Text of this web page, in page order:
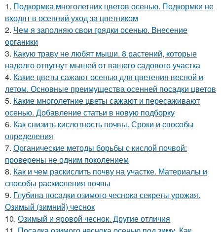
1. Подкормка многолетних цветов осенью. Подкормки не
входят в осенний уход за цветником
2. Чем я заполняю свои грядки осенью. Внесение
органики
3. Какую траву не любят мыши. 8 растений, которые
надолго отпугнут мышей от вашего садового участка
4. Какие цветы сажают осенью для цветения весной и
летом. Основные преимущества осенней посадки цветов
5. Какие многолетние цветы сажают и пересаживают
осенью. Добавление статьи в новую подборку
6. Как снизить кислотность почвы. Сроки и способы
определения
7. Органические методы борьбы с кислой почвой:
проверены не одним поколением
8. Как и чем раскислить почву на участке. Материалы и
способы раскисления почвы
9. Глубина посадки озимого чеснока секреты урожая.
Озимый (зимний) чеснок
10. Озимый и яровой чеснок. Другие отличия